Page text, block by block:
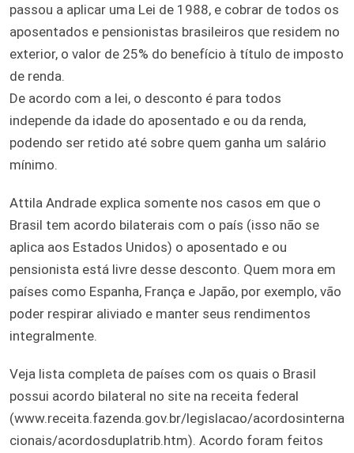
passou a aplicar uma Lei de 1988, e cobrar de todos os
aposentados e pensionistas brasileiros que residem no
exterior, o valor de 25% do benefício à título de imposto
de renda.
De acordo com a lei, o desconto é para todos
independe da idade do aposentado e ou da renda,
podendo ser retido até sobre quem ganha um salário
mínimo.
Attila Andrade explica somente nos casos em que o
Brasil tem acordo bilaterais com o país (isso não se
aplica aos Estados Unidos) o aposentado e ou
pensionista está livre desse desconto. Quem mora em
países como Espanha, França e Japão, por exemplo, vão
poder respirar aliviado e manter seus rendimentos
integralmente.
Veja lista completa de países com os quais o Brasil
possui acordo bilateral no site na receita federal
(www.receita.fazenda.gov.br/legislacao/acordosinterna
cionais/acordosduplatrib.htm). Acordo foram feitos